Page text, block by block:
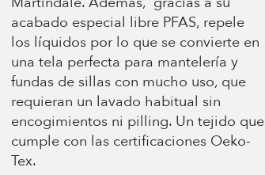
acabado especial libre PFAS, repele
los líquidos por lo que se convierte en
una tela perfecta para mantelería y
fundas de sillas con mucho uso, que
requieran un lavado habitual sin
encogimientos ni pilling. Un tejido que
cumple con las certificaciones Oeko-
Tex.